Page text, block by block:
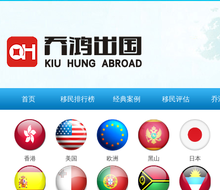
首页 移民排行榜 经典案例 移民评估 乔
香港 美国 欧洲 黑山 日本